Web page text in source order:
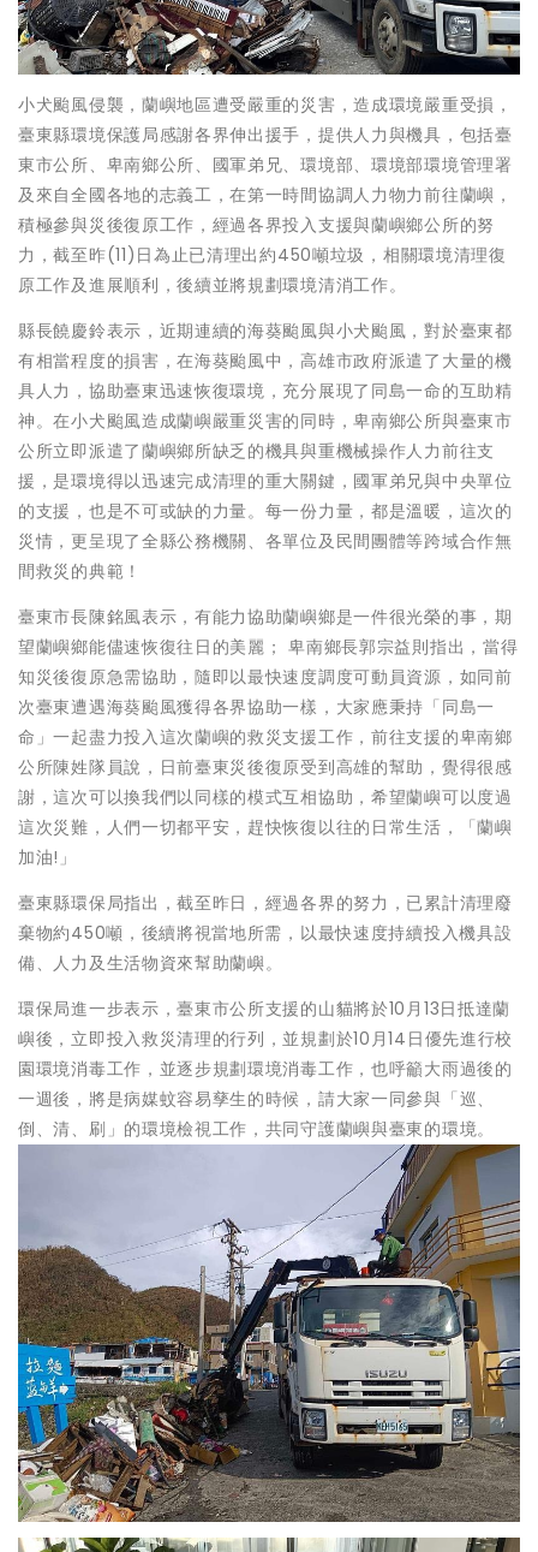
小犬颱風侵襲，蘭嶼地區遭受嚴重的災害，造成環境嚴重受損，
臺東縣環境保護局感謝各界伸出援手，提供人力與機具，包括臺
東市公所、卑南鄉公所、國軍弟兄、環境部、環境部環境管理署
及來自全國各地的志義工，在第一時間協調人力物力前往蘭嶼，
積極參與災後復原工作，經過各界投入支援與蘭嶼鄉公所的努
力，截至昨(11)日為止已清理出約450噸垃圾，相關環境清理復
原工作及進展順利，後續並將規劃環境清消工作。
縣長饒慶鈴表示，近期連續的海葵颱風與小犬颱風，對於臺東都
有相當程度的損害，在海葵颱風中，高雄市政府派遣了大量的機
具人力，協助臺東迅速恢復環境，充分展現了同島一命的互助精
神。在小犬颱風造成蘭嶼嚴重災害的同時，卑南鄉公所與臺東市
公所立即派遣了蘭嶼鄉所缺乏的機具與重機械操作人力前往支
援，是環境得以迅速完成清理的重大關鍵，國軍弟兄與中央單位
的支援，也是不可或缺的力量。每一份力量，都是溫暖，這次的
災情，更呈現了全縣公務機關、各單位及民間團體等跨域合作無
間救災的典範！
臺東市長陳銘風表示，有能力協助蘭嶼鄉是一件很光榮的事，期
望蘭嶼鄉能儘速恢復往日的美麗； 卑南鄉長郭宗益則指出，當得
知災後復原急需協助，隨即以最快速度調度可動員資源，如同前
次臺東遭遇海葵颱風獲得各界協助一樣，大家應秉持「同島一
命」一起盡力投入這次蘭嶼的救災支援工作，前往支援的卑南鄉
公所陳姓隊員說，日前臺東災後復原受到高雄的幫助，覺得很感
謝，這次可以換我們以同樣的模式互相協助，希望蘭嶼可以度過
這次災難，人們一切都平安，趕快恢復以往的日常生活，「蘭嶼
加油!」
臺東縣環保局指出，截至昨日，經過各界的努力，已累計清理廢
棄物約450噸，後續將視當地所需，以最快速度持續投入機具設
備、人力及生活物資來幫助蘭嶼。
環保局進一步表示，臺東市公所支援的山貓將於10月13日抵達蘭
嶼後，立即投入救災清理的行列，並規劃於10月14日優先進行校
園環境消毒工作，並逐步規劃環境消毒工作，也呼籲大雨過後的
一週後，將是病媒蚊容易孳生的時候，請大家一同參與「巡、
倒、清、刷」的環境檢視工作，共同守護蘭嶼與臺東的環境。